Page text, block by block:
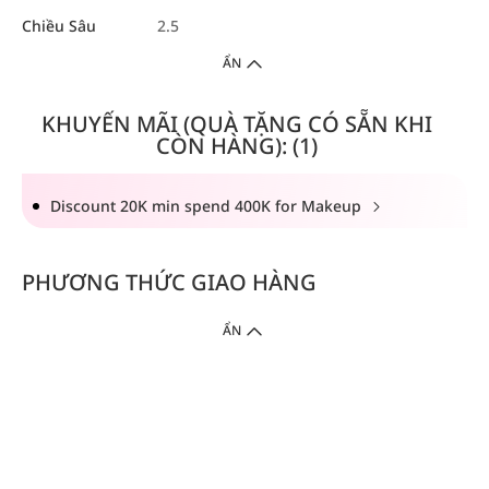
Chiều Sâu 2.5
ẨN
KHUYẾN MÃI (QUÀ TẶNG CÓ SẴN KHI
CÒN HÀNG): (1)
Discount 20K min spend 400K for Makeup
PHƯƠNG THỨC GIAO HÀNG
ẨN